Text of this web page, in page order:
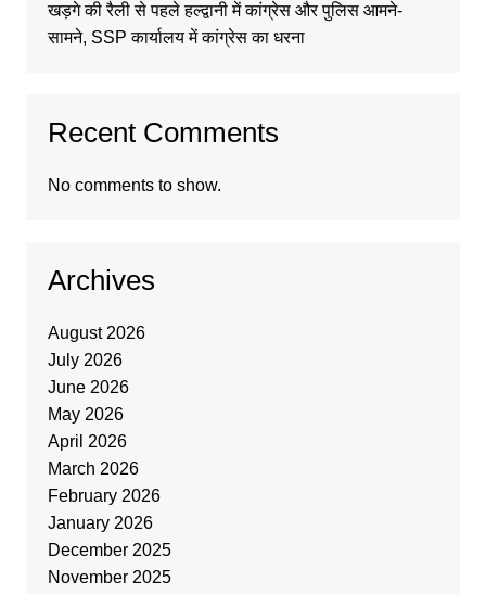
खड़गे की रैली से पहले हल्द्वानी में कांग्रेस और पुलिस आमने-
सामने, SSP कार्यालय में कांग्रेस का धरना
Recent Comments
No comments to show.
Archives
August 2026
July 2026
June 2026
May 2026
April 2026
March 2026
February 2026
January 2026
December 2025
November 2025